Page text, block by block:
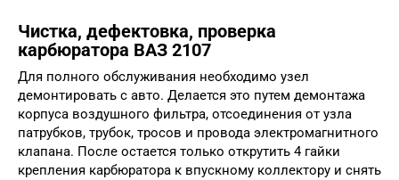
Чистка, дефектовка, проверка
карбюратора ВАЗ 2107
Для полного обслуживания необходимо узел
демонтировать с авто. Делается это путем демонтажа
корпуса воздушного фильтра, отсоединения от узла
патрубков, трубок, тросов и провода электромагнитного
клапана. После остается только открутить 4 гайки
крепления карбюратора к впускному коллектору и снять